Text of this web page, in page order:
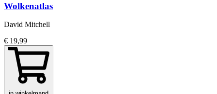
Wolkenatlas
David Mitchell
€ 19,99